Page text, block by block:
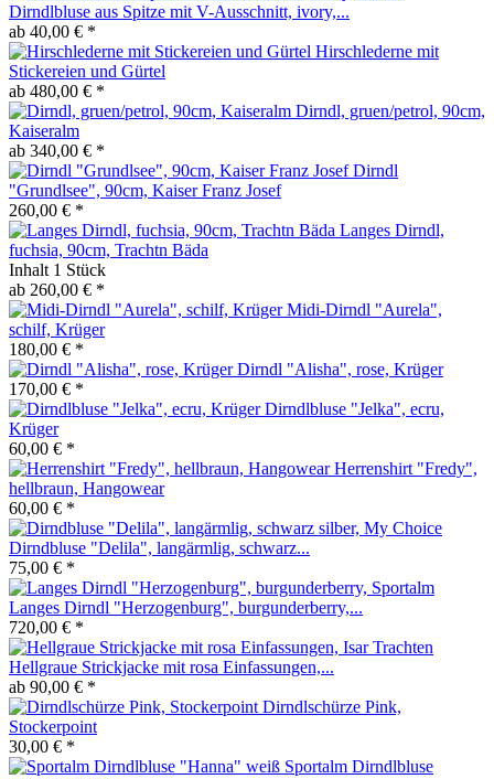
Dirndlbluse aus Spitze mit V-Ausschnitt, ivory,...
ab 40,00 € *
Hirschlederne mit
Stickereien und Gürtel
ab 480,00 € *
Dirndl, gruen/petrol, 90cm,
Kaiseralm
ab 340,00 € *
Dirndl
"Grundlsee", 90cm, Kaiser Franz Josef
260,00 € *
Langes Dirndl,
fuchsia, 90cm, Trachtn Bäda
Inhalt 1 Stück
ab 260,00 € *
Midi-Dirndl "Aurela",
schilf, Krüger
180,00 € *
Dirndl "Alisha", rose, Krüger
170,00 € *
Dirndlbluse "Jelka", ecru,
Krüger
60,00 € *
Herrenshirt "Fredy",
hellbraun, Hangowear
60,00 € *
Dirndbluse "Delila", langärmlig, schwarz...
75,00 € *
Langes Dirndl "Herzogenburg", burgunderberry,...
720,00 € *
Hellgraue Strickjacke mit rosa Einfassungen,...
ab 90,00 € *
Dirndlschürze Pink,
Stockerpoint
30,00 € *
Sportalm Dirndlbluse